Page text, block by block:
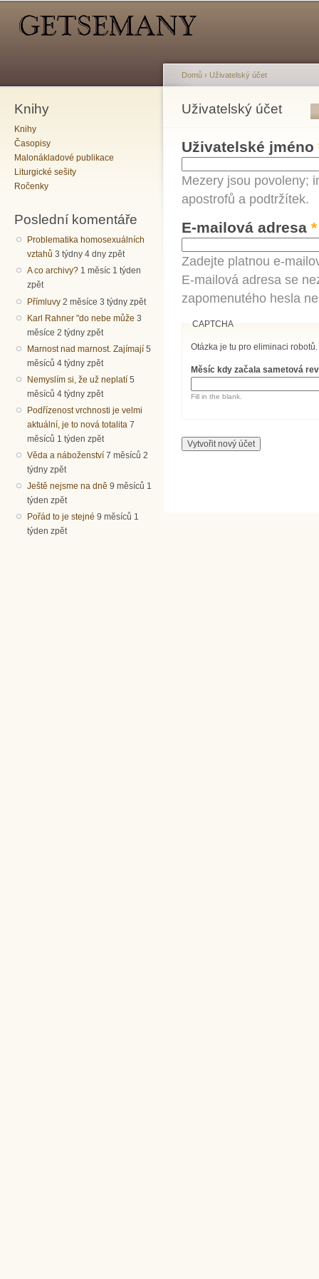
Knihy
Knihy
Časopisy
Malonákladové publikace
Liturgické sešity
Ročenky
Poslední komentáře
Problematika homosexuálních
vztahů 3 týdny 4 dny zpět
A co archivy? 1 měsíc 1 týden
zpět
Přímluvy 2 měsíce 3 týdny zpět
Karl Rahner "do nebe může 3
měsíce 2 týdny zpět
Marnost nad marnost. Zajímají 5
měsíců 4 týdny zpět
Nemyslím si, že už neplatí 5
měsíců 4 týdny zpět
Podřízenost vrchnosti je velmi
aktuální, je to nová totalita 7
měsíců 1 týden zpět
Věda a náboženství 7 měsíců 2
týdny zpět
Ještě nejsme na dně 9 měsíců 1
týden zpět
Pořád to je stejné 9 měsíců 1
týden zpět
Jste zde
Domů › Uživatelský účet
Uživatelský účet
Hlavní záložky
Uživatelské jméno
Mezery jsou povoleny;
apostrofů a podtržítek.
E-mailová adresa *
Zadejte platnou e-
E-mailová adresa se
zapomenutého hesla
CAPTCHA
Otázka je tu pro eliminaci robotů.
Měsíc kdy začala sametová
Fill in the blank.